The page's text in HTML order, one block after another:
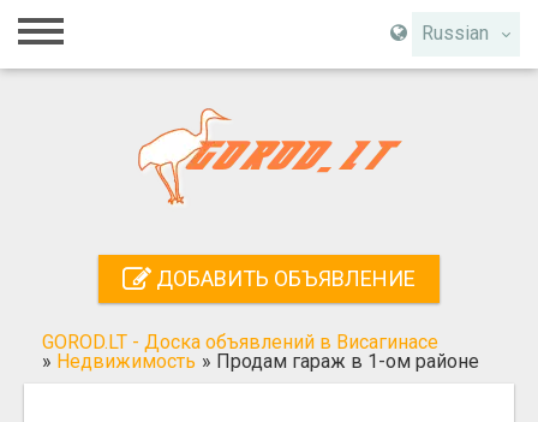
Russian
Главная
Регистрация
Поиск
ДОБАВИТЬ ОБЪЯВЛЕНИЕ
GOROD.LT - Доска объявлений в Висагинасе
» Недвижимость » Продам гараж в 1-ом районе